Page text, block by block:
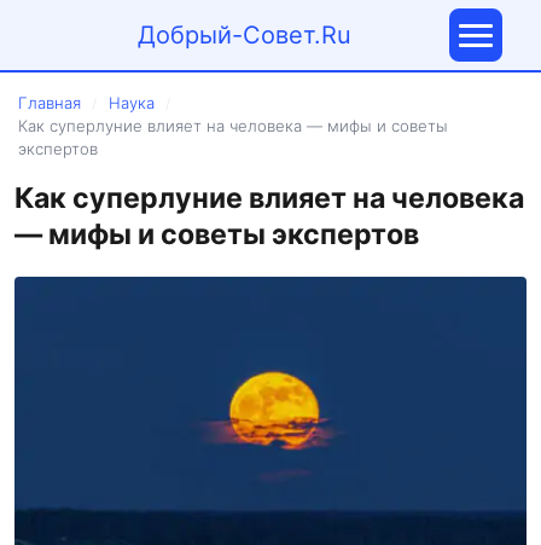
Добрый-Совет.Ru
Главная Наука
Как суперлуние влияет на человека — мифы и советы
экспертов
Как суперлуние влияет на человека
— мифы и советы экспертов